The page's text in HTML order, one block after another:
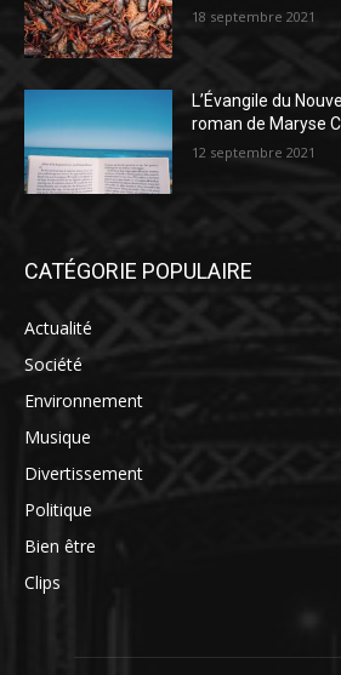
18 septembre 2021
L’Évangile du
roman de Maryse
12 septembre 2021
CATÉGORIE POPULAIRE
Actualité
Société
Environnement
Musique
Divertissement
Politique
Bien être
Clips